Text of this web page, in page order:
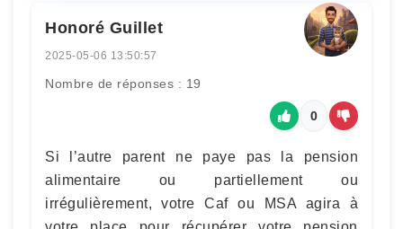
Honoré Guillet
2025-05-06 13:50:57
Nombre de réponses : 19
0
Si l’autre parent ne paye pas la pension
alimentaire ou partiellement ou
irrégulièrement, votre Caf ou MSA agira à